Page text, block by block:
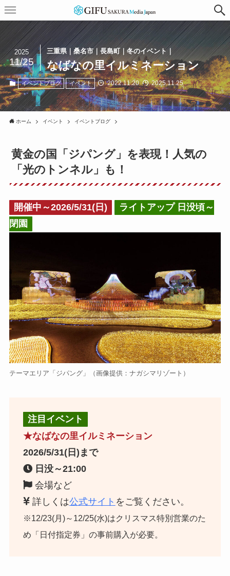
三重県｜桑名市｜長島町｜冬のイベント｜
なばなの里イルミネーション
2025
11/25
イベントブログ イベント 2022.11.20 2025.11.25
ホーム イベント イベントブログ
黄金の国「ジパング」を表現！人気の
「光のトンネル」も！
開催中～2026/5/31(日)
ライトアップ 日没頃～
閉園
テーマエリア「ジパング」（画像提供：ナガシマリゾート）
注目イベント
★なばなの里イルミネーション
2026/5/31(日)まで
日没～21:00
会場など
詳しくは公式サイト をご覧ください。
※12/23(月)～12/25(水)はクリスマス特別営業のた
め「日付指定券」の事前購入が必要。